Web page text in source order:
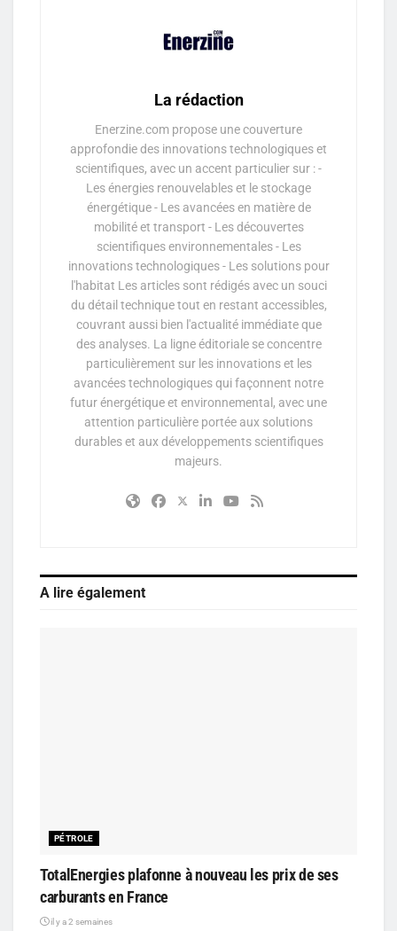
La rédaction
Enerzine.com propose une couverture
approfondie des innovations technologiques et
scientifiques, avec un accent particulier sur : -
Les énergies renouvelables et le stockage
énergétique - Les avancées en matière de
mobilité et transport - Les découvertes
scientifiques environnementales - Les
innovations technologiques - Les solutions pour
l'habitat Les articles sont rédigés avec un souci
du détail technique tout en restant accessibles,
couvrant aussi bien l'actualité immédiate que
des analyses. La ligne éditoriale se concentre
particulièrement sur les innovations et les
avancées technologiques qui façonnent notre
futur énergétique et environnemental, avec une
attention particulière portée aux solutions
durables et aux développements scientifiques
majeurs.
A lire également
PÉTROLE
TotalEnergies plafonne à nouveau les prix de ses
carburants en France
il y a 2 semaines